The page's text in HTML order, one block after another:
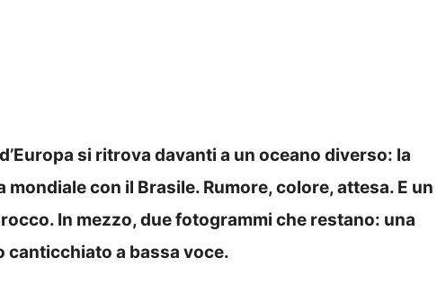
si ritrova davanti a un oceano diverso: la
con il Brasile. Rumore, colore, attesa. E un
In mezzo, due fotogrammi che restano: una
canticchiato a bassa voce.